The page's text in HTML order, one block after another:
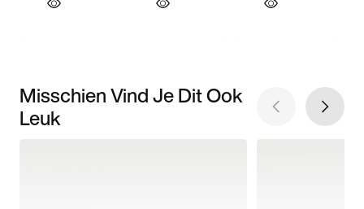
Misschien Vind Je Dit Ook
Leuk